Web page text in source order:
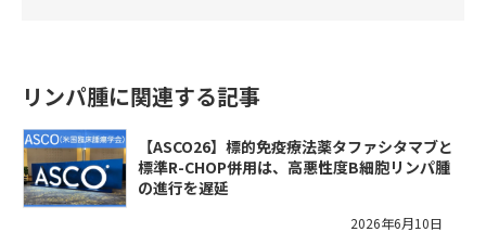
リンパ腫に関連する記事
【ASCO26】標的免疫療法薬タファシタマブと
標準R-CHOP併用は、高悪性度B細胞リンパ腫
の進行を遅延
2026年6月10日